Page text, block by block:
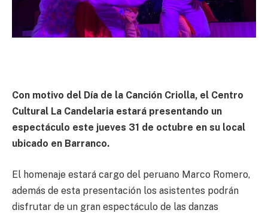
Con motivo del Día de la Canción Criolla, el Centro
Cultural La Candelaria estará presentando un
espectáculo este jueves 31 de octubre en su local
ubicado en Barranco.
El homenaje estará cargo del peruano Marco Romero,
además de esta presentación los asistentes podrán
disfrutar de un gran espectáculo de las danzas